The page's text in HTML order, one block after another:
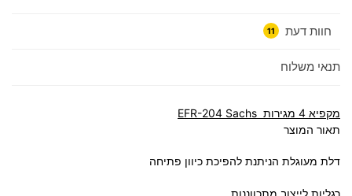
חוות דעת 11
תנאי משלוח
מקפיא 4 מגירות EFR-204 Sachs
תאור המוצר
דלת מעוגלת הניתנת להפיכת כיוון פתיחה
רגליות לייצוב מתכווננות